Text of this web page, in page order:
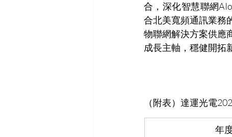
合，深化智慧聯網
合北美寬頻通訊業務
物聯網解決方案供應
成長主軸，穩健開拓
（附表）達運光電2025年
年